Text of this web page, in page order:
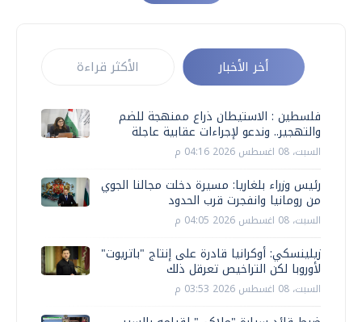
أخر الأخبار الأكثر قراءة
فلسطين : الاستيطان ذراع ممنهجة للضم
والتهجير.. وندعو لإجراءات عقابية عاجلة
السبت، 08 اغسطس 2026 04:16 م
رئيس وزراء بلغاريا: مسيرة دخلت مجالنا الجوي
من رومانيا وانفجرت قرب الحدود
السبت، 08 اغسطس 2026 04:05 م
زيلينسكي: أوكرانيا قادرة على إنتاج "باتريوت"
لأوروبا لكن التراخيص تعرقل ذلك
السبت، 08 اغسطس 2026 03:53 م